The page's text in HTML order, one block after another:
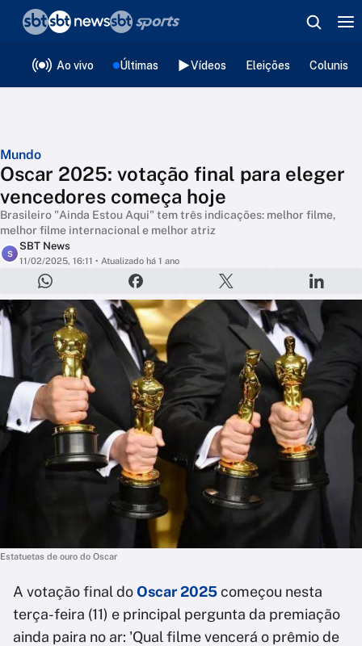
Ao vivo Últimas Vídeos Eleições
Mundo
Oscar 2025: votação final para eleger
vencedores começa hoje
Brasileiro "Ainda Estou Aqui" tem três indicações: melhor filme,
melhor filme internacional e melhor atriz
S
SBT News
11/02/2025, 16:11 • Atualizado há 1 ano
Estatuetas de ouro do Oscar
A votação final doOscar 2025começou nesta
terça-feira (11) e principal pergunta da premiação
ainda paira no ar: 'Qual filme vencerá o prêmio de
❮voltar
Editorias